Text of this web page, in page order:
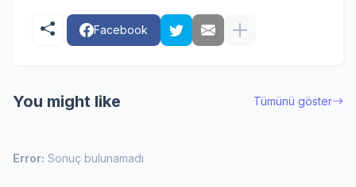
Facebook
You might like Tümünü göster
Error: Sonuç bulunamadı